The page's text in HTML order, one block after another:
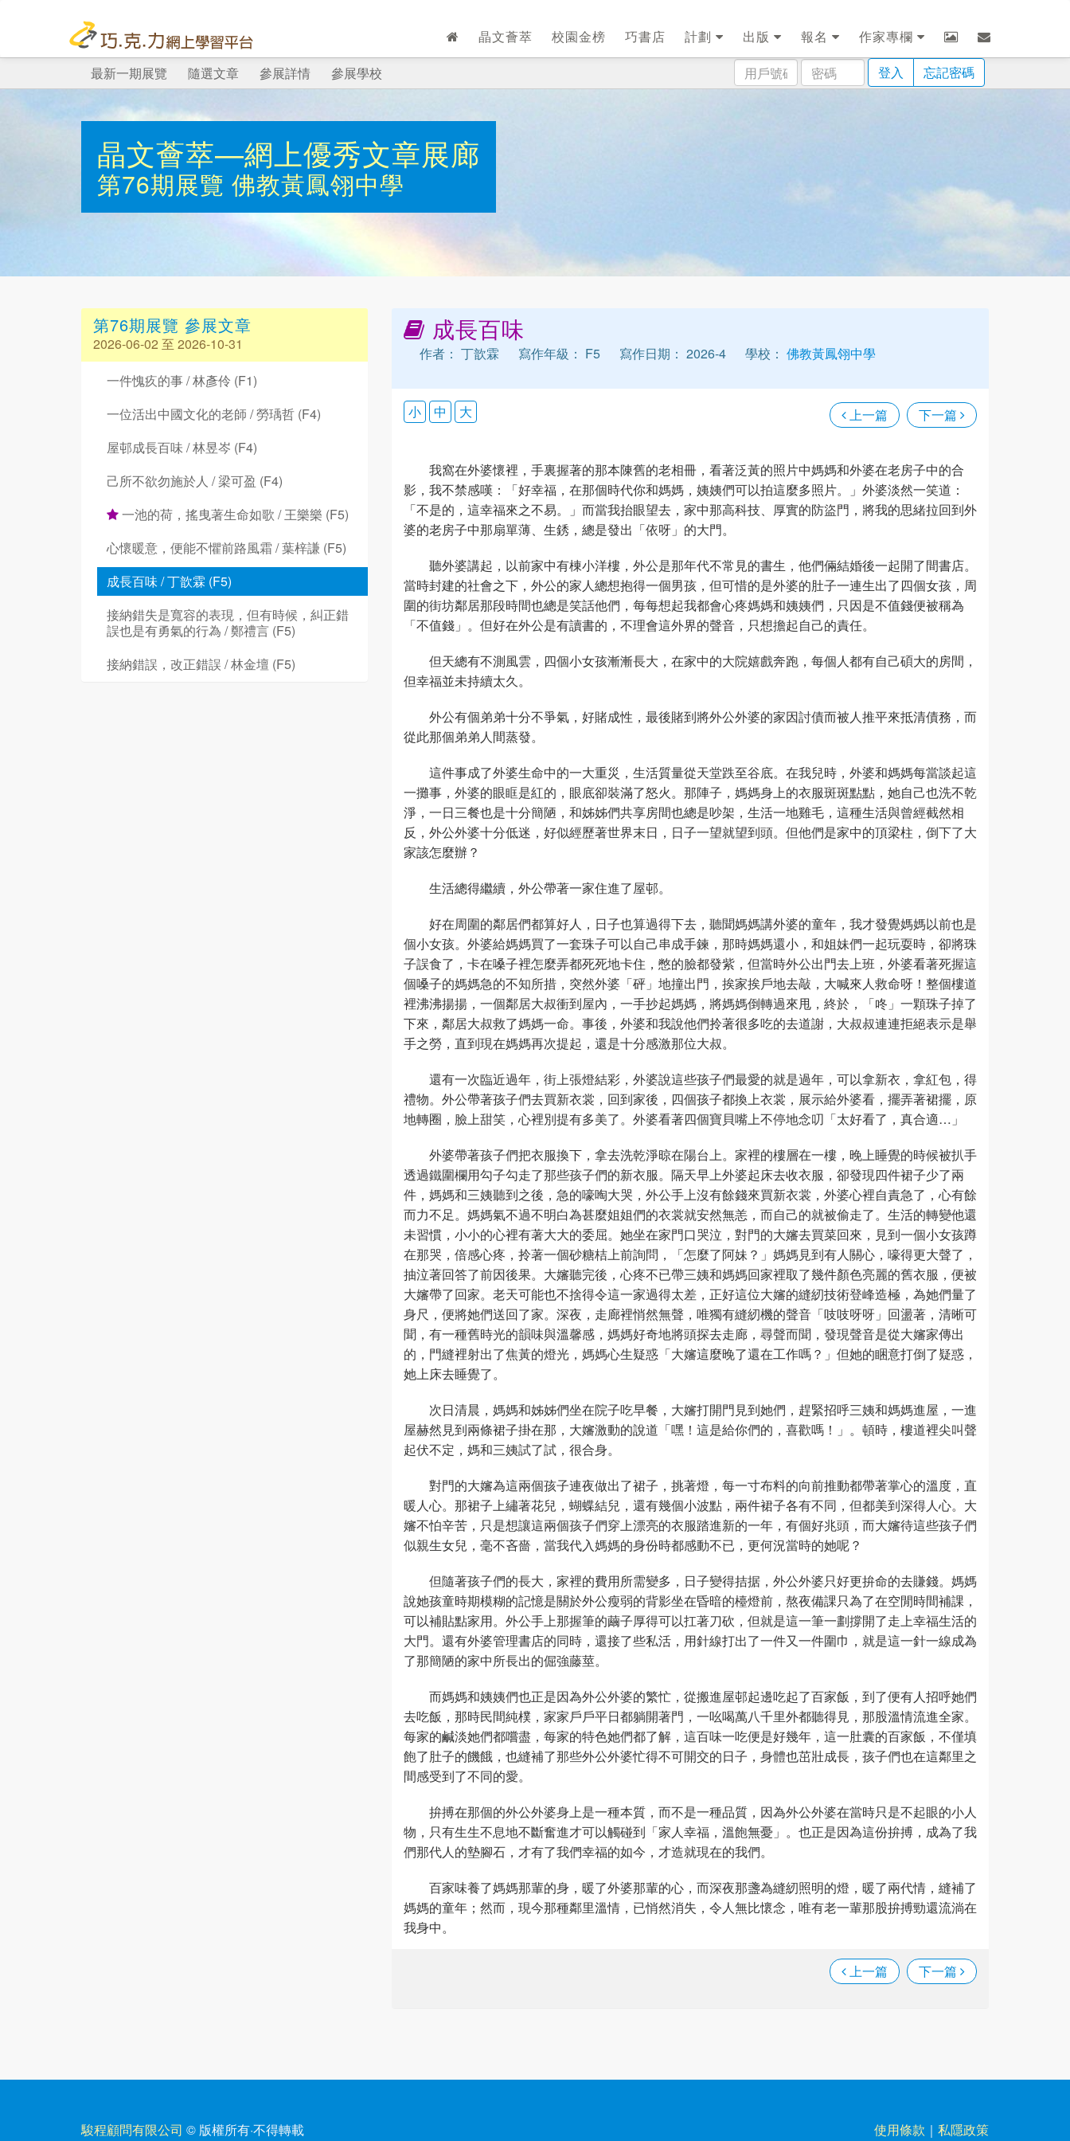
晶文薈萃 校園金榜 巧書店 計劃 出版 報名
作家專欄
用
戶
密
碼
登入 忘記密碼
最新一期展覽 隨選文章 參展詳情 參展學校
晶文薈萃—網上優秀文章展廊
第76期展覽 佛教黃鳳翎中學
第76期展覽 參展文章
2026-06-02 至 2026-10-31
一件愧疚的事 / 林彥伶 (F1)
一位活出中國文化的老師 / 勞瑀哲 (F4)
屋邨成長百味 / 林昱岑 (F4)
己所不欲勿施於人 / 梁可盈 (F4)
一池的荷，搖曳著生命如歌 / 王樂樂 (F5)
心懷暖意，便能不懼前路風霜 / 葉梓謙 (F5)
成長百味 / 丁歆霖 (F5)
接納錯失是寬容的表現，但有時候，糾正錯
誤也是有勇氣的行為 / 鄭禮言 (F5)
接納錯誤，改正錯誤 / 林金壇 (F5)
成長百味
作者： 丁歆霖 寫作年級： F5 寫作日期： 2026-4 學校： 佛教黃鳳翎中學
上一篇 下一篇
小 中 大
我窩在外婆懷裡，手裏握著的那本陳舊的老相冊，看著泛黃的照片中媽媽和外婆在老房子中的合
影，我不禁感嘆：「好幸福，在那個時代你和媽媽，姨姨們可以拍這麼多照片。」外婆淡然一笑道：
「不是的，這幸福來之不易。」而當我抬眼望去，家中那高科技、厚實的防盜門，將我的思緒拉回到外
婆的老房子中那扇單薄、生銹，總是發出「依呀」的大門。
聽外婆講起，以前家中有棟小洋樓，外公是那年代不常見的書生，他們倆結婚後一起開了間書店。
當時封建的社會之下，外公的家人總想抱得一個男孩，但可惜的是外婆的肚子一連生出了四個女孩，周
圍的街坊鄰居那段時間也總是笑話他們，每每想起我都會心疼媽媽和姨姨們，只因是不值錢便被稱為
「不值錢」。但好在外公是有讀書的，不理會這外界的聲音，只想擔起自己的責任。
但天總有不測風雲，四個小女孩漸漸長大，在家中的大院嬉戲奔跑，每個人都有自己碩大的房間，
但幸福並未持續太久。
外公有個弟弟十分不爭氣，好賭成性，最後賭到將外公外婆的家因討債而被人推平來抵清債務，而
從此那個弟弟人間蒸發。
這件事成了外婆生命中的一大重災，生活質量從天堂跌至谷底。在我兒時，外婆和媽媽每當談起這
一攤事，外婆的眼眶是紅的，眼底卻裝滿了怒火。那陣子，媽媽身上的衣服斑斑點點，她自己也洗不乾
淨，一日三餐也是十分簡陋，和姊姊們共享房間也總是吵架，生活一地雞毛，這種生活與曾經截然相
反，外公外婆十分低迷，好似經歷著世界末日，日子一望就望到頭。但他們是家中的頂梁柱，倒下了大
家該怎麼辦？
生活總得繼續，外公帶著一家住進了屋邨。
好在周圍的鄰居們都算好人，日子也算過得下去，聽聞媽媽講外婆的童年，我才發覺媽媽以前也是
個小女孩。外婆給媽媽買了一套珠子可以自己串成手鍊，那時媽媽還小，和姐妹們一起玩耍時，卻將珠
子誤食了，卡在嗓子裡怎麼弄都死死地卡住，憋的臉都發紫，但當時外公出門去上班，外婆看著死握這
個嗓子的媽媽急的不知所措，突然外婆「砰」地撞出門，挨家挨戶地去敲，大喊來人救命呀！整個樓道
裡沸沸揚揚，一個鄰居大叔衝到屋內，一手抄起媽媽，將媽媽倒轉過來甩，終於，「咚」一顆珠子掉了
下來，鄰居大叔救了媽媽一命。事後，外婆和我說他們拎著很多吃的去道謝，大叔叔連連拒絕表示是舉
手之勞，直到現在媽媽再次提起，還是十分感激那位大叔。
還有一次臨近過年，街上張燈結彩，外婆說這些孩子們最愛的就是過年，可以拿新衣，拿紅包，得
禮物。外公帶著孩子們去買新衣裳，回到家後，四個孩子都換上衣裳，展示給外婆看，擺弄著裙擺，原
地轉圈，臉上甜笑，心裡別提有多美了。外婆看著四個寶貝嘴上不停地念叨「太好看了，真合適…」
外婆帶著孩子們把衣服換下，拿去洗乾淨晾在陽台上。家裡的樓層在一樓，晚上睡覺的時候被扒手
透過鐵圍欄用勾子勾走了那些孩子們的新衣服。隔天早上外婆起床去收衣服，卻發現四件裙子少了兩
件，媽媽和三姨聽到之後，急的嚎啕大哭，外公手上沒有餘錢來買新衣裳，外婆心裡自責急了，心有餘
而力不足。媽媽氣不過不明白為甚麼姐姐們的衣裳就安然無恙，而自己的就被偷走了。生活的轉變他還
未習慣，小小的心裡有著大大的委屈。她坐在家門口哭泣，對門的大嬸去買菜回來，見到一個小女孩蹲
在那哭，倍感心疼，拎著一個砂糖桔上前詢問，「怎麼了阿妹？」媽媽見到有人關心，嚎得更大聲了，
抽泣著回答了前因後果。大嬸聽完後，心疼不已帶三姨和媽媽回家裡取了幾件顏色亮麗的舊衣服，便被
大嬸帶了回家。老天可能也不捨得令這一家過得太差，正好這位大嬸的縫紉技術登峰造極，為她們量了
身尺，便將她們送回了家。深夜，走廊裡悄然無聲，唯獨有縫紉機的聲音「吱吱呀呀」回盪著，清晰可
聞，有一種舊時光的韻味與溫馨感，媽媽好奇地將頭探去走廊，尋聲而聞，發現聲音是從大嬸家傳出
的，門縫裡射出了焦黃的燈光，媽媽心生疑惑「大嬸這麼晚了還在工作嗎？」但她的睏意打倒了疑惑，
她上床去睡覺了。
次日清晨，媽媽和姊姊們坐在院子吃早餐，大嬸打開門見到她們，趕緊招呼三姨和媽媽進屋，一進
屋赫然見到兩條裙子掛在那，大嬸激動的說道「嘿！這是給你們的，喜歡嗎！」。頓時，樓道裡尖叫聲
起伏不定，媽和三姨試了試，很合身。
對門的大嬸為這兩個孩子連夜做出了裙子，挑著燈，每一寸布料的向前推動都帶著掌心的溫度，直
暖人心。那裙子上繡著花兒，蝴蝶結兒，還有幾個小波點，兩件裙子各有不同，但都美到深得人心。大
嬸不怕辛苦，只是想讓這兩個孩子們穿上漂亮的衣服踏進新的一年，有個好兆頭，而大嬸待這些孩子們
似親生女兒，毫不吝嗇，當我代入媽媽的身份時都感動不已，更何況當時的她呢？
但隨著孩子們的長大，家裡的費用所需變多，日子變得拮据，外公外婆只好更拚命的去賺錢。媽媽
說她孩童時期模糊的記憶是關於外公瘦弱的背影坐在昏暗的檯燈前，熬夜備課只為了在空閒時間補課，
可以補貼點家用。外公手上那握筆的繭子厚得可以扛著刀砍，但就是這一筆一劃撐開了走上幸福生活的
大門。還有外婆管理書店的同時，還接了些私活，用針線打出了一件又一件圍巾，就是這一針一線成為
了那簡陋的家中所長出的倔強藤莖。
而媽媽和姨姨們也正是因為外公外婆的繁忙，從搬進屋邨起邊吃起了百家飯，到了便有人招呼她們
去吃飯，那時民間純樸，家家戶戶平日都躺開著門，一吆喝萬八千里外都聽得見，那股溫情流進全家。
每家的鹹淡她們都嚐盡，每家的特色她們都了解，這百味一吃便是好幾年，這一肚囊的百家飯，不僅填
飽了肚子的饑餓，也縫補了那些外公外婆忙得不可開交的日子，身體也茁壯成長，孩子們也在這鄰里之
間感受到了不同的愛。
拚搏在那個的外公外婆身上是一種本質，而不是一種品質，因為外公外婆在當時只是不起眼的小人
物，只有生生不息地不斷奮進才可以觸碰到「家人幸福，溫飽無憂」。也正是因為這份拚搏，成為了我
們那代人的墊腳石，才有了我們幸福的如今，才造就現在的我們。
百家味養了媽媽那輩的身，暖了外婆那輩的心，而深夜那盞為縫紉照明的燈，暖了兩代情，縫補了
媽媽的童年；然而，現今那種鄰里溫情，已悄然消失，令人無比懷念，唯有老一輩那股拚搏勁還流淌在
我身中。
上一篇 下一篇
駿程顧問有限公司 © 版權所有·不得轉載
使用條款 ｜ 私隱政策